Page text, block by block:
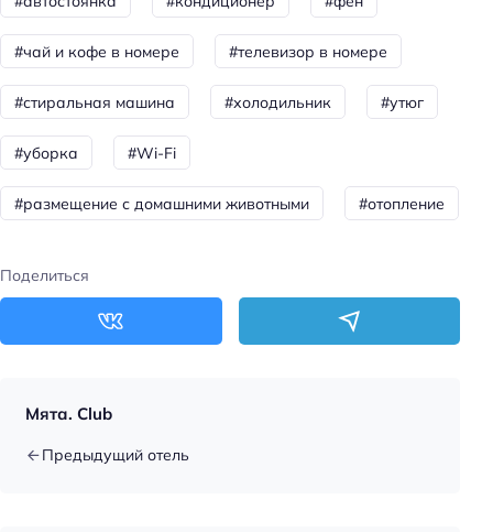
доступно
Парковка
Парковка
Главное
Wi-fi
#чай и кофе в номере #телевизор в номере
#стиральная машина #холодильник #утюг
#уборка #Wi-Fi
#размещение с домашними животными #отопление
Поделиться
Мята. Club
Предыдущий отель